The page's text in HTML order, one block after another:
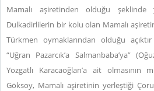
Mamalı aşiretinden olduğu şeklinde
Dulkadirlilerin bir kolu olan Mamalı
Türkmen oymaklarından olduğu
“Uğran Pazarcık’a Salmanbaba’ya”
Yozgatlı Karacaoğlan’a ait
Göksoy, Mamalı aşiretinin yerleştiği